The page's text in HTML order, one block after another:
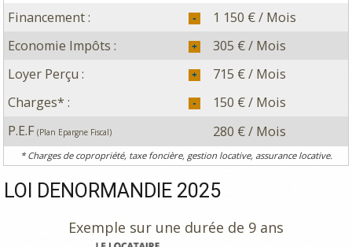
Financement :
1 150 € / Mois
Economie Impôts :
305 € / Mois
Loyer Perçu :
715 € / Mois
Charges* :
150 € / Mois
P.E.F (Plan Epargne Fiscal) 280 € / Mois
* Charges de copropriété, taxe foncière, gestion locative, assurance locative.
LOI DENORMANDIE 2025
Exemple sur une durée de 9 ans